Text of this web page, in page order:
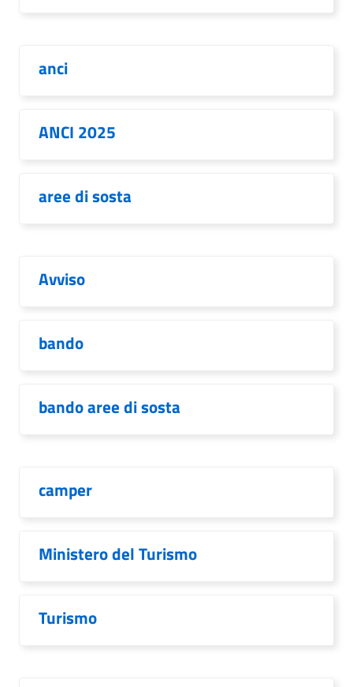
anci
ANCI 2025
aree di sosta
Avviso
bando
bando aree di sosta
camper
Ministero del Turismo
Turismo